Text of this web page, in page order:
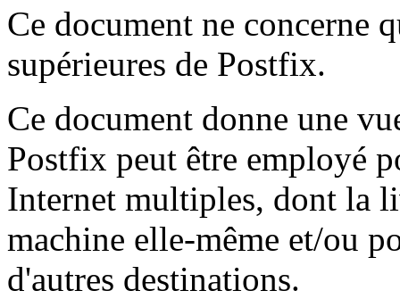
Ce document ne concerne
supérieures de Postfix.
Ce document donne une
Postfix peut être employé
Internet multiples, dont la
machine elle-même et/ou
d'autres destinations.